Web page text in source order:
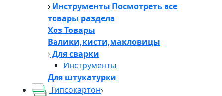
Инструменты Посмотреть все
товары раздела
Хоз Товары
Валики,кисти,макловицы
Для сварки
Инструменты
Для штукатурки
Гипсокартон